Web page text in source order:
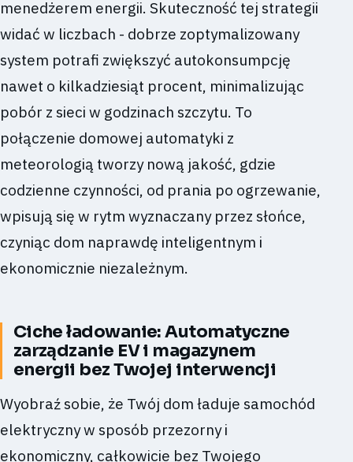
menedżerem energii. Skuteczność tej strategii
widać w liczbach - dobrze zoptymalizowany
system potrafi zwiększyć autokonsumpcję
nawet o kilkadziesiąt procent, minimalizując
pobór z sieci w godzinach szczytu. To
połączenie domowej automatyki z
meteorologią tworzy nową jakość, gdzie
codzienne czynności, od prania po ogrzewanie,
wpisują się w rytm wyznaczany przez słońce,
czyniąc dom naprawdę inteligentnym i
ekonomicznie niezależnym.
Ciche ładowanie: Automatyczne
zarządzanie EV i magazynem
energii bez Twojej interwencji
Wyobraź sobie, że Twój dom ładuje samochód
elektryczny w sposób przezorny i
ekonomiczny, całkowicie bez Twojego